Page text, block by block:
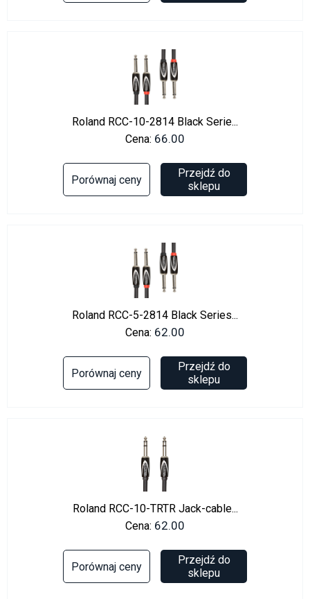
Roland RCC-10-2814 Black Serie...
Cena: 66.00
Porównaj ceny
Przejdź do
sklepu
Roland RCC-5-2814 Black Series...
Cena: 62.00
Porównaj ceny
Przejdź do
sklepu
Roland RCC-10-TRTR Jack-cable...
Cena: 62.00
Porównaj ceny
Przejdź do
sklepu